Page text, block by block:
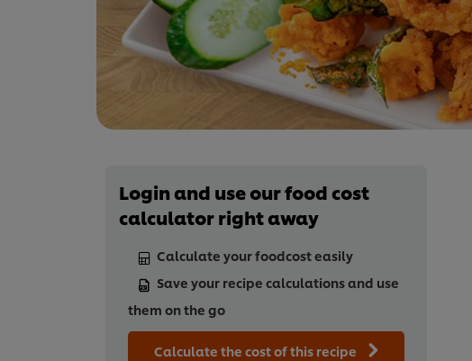
Login and use our food cost
calculator right away
Calculate your foodcost easily
Save your recipe calculations and use
them on the go
Calculate the cost of this recipe